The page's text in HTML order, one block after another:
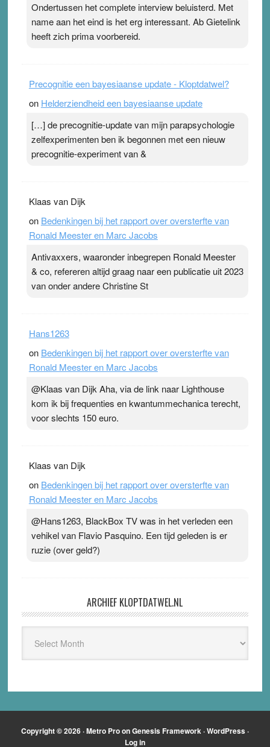
Pleisterplakkers in de topspsort ›[...]
Ondertussen het complete interview beluisterd. Met
name aan het eind is het erg interessant. Ab Gietelink
heeft zich prima voorbereid.
Precognitie een bayesiaanse update - Kloptdatwel?
on Helderziendheid een bayesiaanse update
[…] de precognitie-update van mijn parapsychologie
zelfexperimenten ben ik begonnen met een nieuw
precognitie-experiment van &
Klaas van Dijk
on Bedenkingen bij het rapport over oversterfte van
Ronald Meester en Marc Jacobs
Antivaxxers, waaronder inbegrepen Ronald Meester
& co, refereren altijd graag naar een publicatie uit 2023
van onder andere Christine St
Hans1263
on Bedenkingen bij het rapport over oversterfte van
Ronald Meester en Marc Jacobs
@Klaas van Dijk Aha, via de link naar Lighthouse
kom ik bij frequenties en kwantummechanica terecht,
voor slechts 150 euro.
Klaas van Dijk
on Bedenkingen bij het rapport over oversterfte van
Ronald Meester en Marc Jacobs
@Hans1263, BlackBox TV was in het verleden een
vehikel van Flavio Pasquino. Een tijd geleden is er
ruzie (over geld?)
ARCHIEF KLOPTDATWEL.NL
Kloptdatwel.nl
Copyright © 2026 ·Metro ProonGenesis Framework ·WordPress ·
Log in